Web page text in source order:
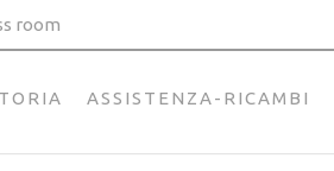
room
ASSISTENZA-RICAMBI